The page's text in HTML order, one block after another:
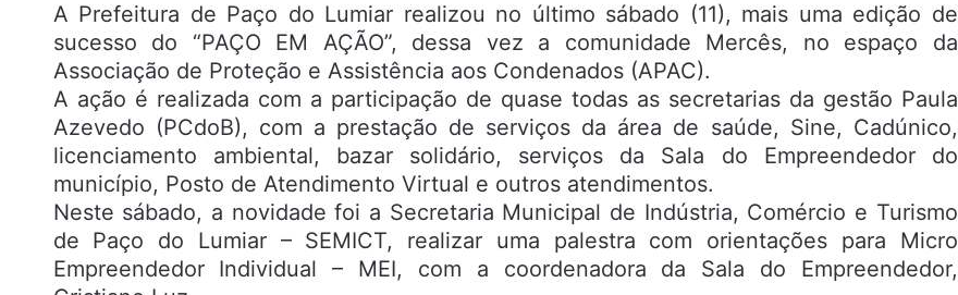
A Prefeitura de Paço do Lumiar realizou no último sábado (11), mais uma edição de
sucesso do “PAÇO EM AÇÃO”, dessa vez a comunidade Mercês, no espaço da
Associação de Proteção e Assistência aos Condenados (APAC).
A ação é realizada com a participação de quase todas as secretarias da gestão Paula
Azevedo (PCdoB), com a prestação de serviços da área de saúde, Sine, Cadúnico,
licenciamento ambiental, bazar solidário, serviços da Sala do Empreendedor do
município, Posto de Atendimento Virtual e outros atendimentos.
Neste sábado, a novidade foi a Secretaria Municipal de Indústria, Comércio e Turismo
de Paço do Lumiar – SEMICT, realizar uma palestra com orientações para Micro
Empreendedor Individual – MEI, com a coordenadora da Sala do Empreendedor,